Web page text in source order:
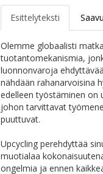
Esittelyteksti
Olemme globaalisti
tuotantomekanismia,
luonnonvaroja
nähdään rahanarvoisina
edelleen työstäminen on
johon tarvittavat
puuttuvat.
Upcycling perehdyttää
muotialaa
ongelmia ja ennen